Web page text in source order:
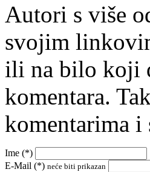
Autori s više
svojim
ili na bilo koji
komentara.
komentarima i
Ime (*)
E-Mail (*) neće biti prikazan